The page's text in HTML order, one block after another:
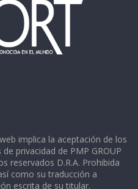
implica la aceptación de los
privacidad de PMP GROUP
reservados D.R.A. Prohibida
como su traducción a
escrita de su titular.